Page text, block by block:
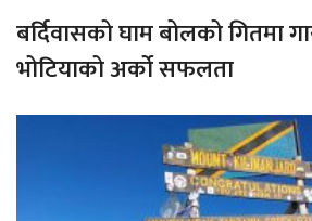
बर्दिवासको घाम बोलको गितमा
भोटियाको अर्को सफलता